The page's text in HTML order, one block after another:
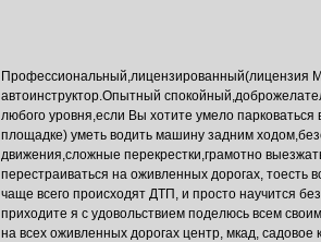
Профессиональный,лицензированный(лицензия
автоинструктор.Опытный
любого уровня,если Вы хотите умело парковаться
площадке) уметь водить машину задним
движения,сложные перекрестки,грамотно
перестраиваться на оживленных дорогах, тоесть
чаще всего происходят ДТП, и просто научится
приходите я с удовольствием поделюсь всем
на всех оживленных дорогах центр, мкад,